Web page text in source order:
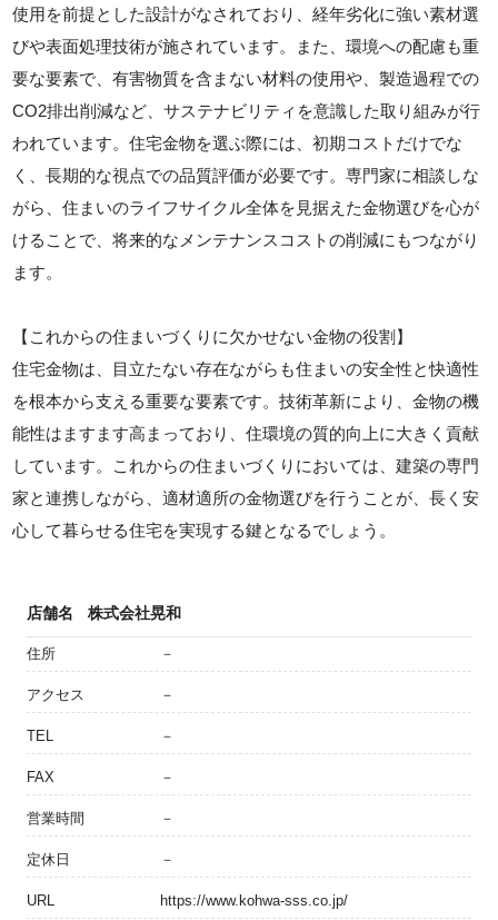
使用を前提とした設計がなされており、経年劣化に強い素材選
びや表面処理技術が施されています。また、環境への配慮も重
要な要素で、有害物質を含まない材料の使用や、製造過程での
CO2排出削減など、サステナビリティを意識した取り組みが行
われています。住宅金物を選ぶ際には、初期コストだけでな
く、長期的な視点での品質評価が必要です。専門家に相談しな
がら、住まいのライフサイクル全体を見据えた金物選びを心が
けることで、将来的なメンテナンスコストの削減にもつながり
ます。
【これからの住まいづくりに欠かせない金物の役割】
住宅金物は、目立たない存在ながらも住まいの安全性と快適性
を根本から支える重要な要素です。技術革新により、金物の機
能性はますます高まっており、住環境の質的向上に大きく貢献
しています。これからの住まいづくりにおいては、建築の専門
家と連携しながら、適材適所の金物選びを行うことが、長く安
心して暮らせる住宅を実現する鍵となるでしょう。
店舗名 株式会社晃和
住所 －
アクセス －
TEL －
FAX －
営業時間 －
定休日 －
URL https://www.kohwa-sss.co.jp/